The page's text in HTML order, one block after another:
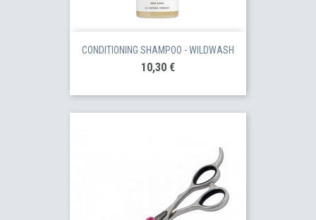
CONDITIONING SHAMPOO - WILDWASH
Prix
10,30 €